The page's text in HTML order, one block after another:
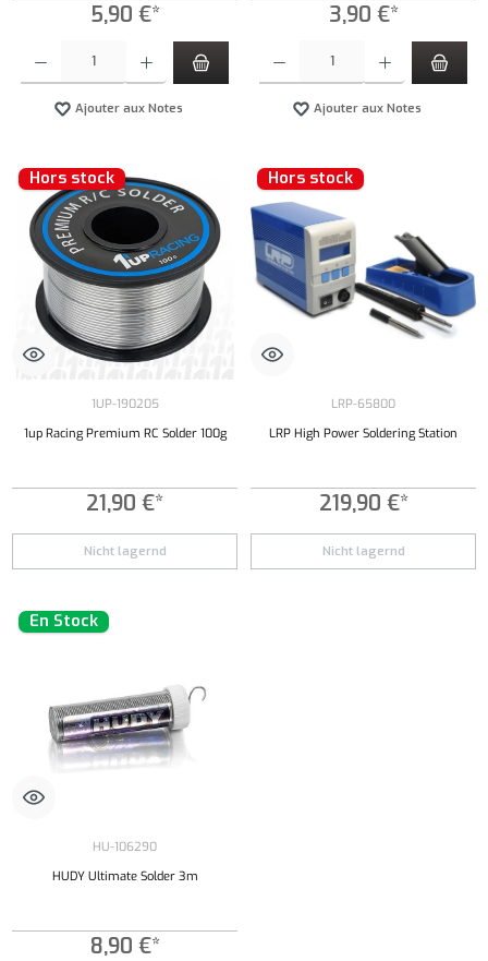
5,90 €*
Ajouter aux Notes
3,90 €*
Ajouter aux Notes
Hors stock
1UP-190205
1up Racing Premium RC Solder 100g
21,90 €*
Nicht lagernd
Hors stock
LRP-65800
LRP High Power Soldering Station
219,90 €*
Nicht lagernd
En Stock
HU-106290
HUDY Ultimate Solder 3m
8,90 €*